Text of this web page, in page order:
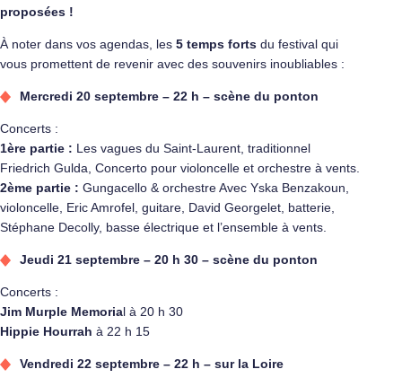
proposées !
À noter dans vos agendas, les 5 temps forts du festival qui
vous promettent de revenir avec des souvenirs inoubliables :
Mercredi 20 septembre – 22 h – scène du ponton
Concerts :
1ère partie : Les vagues du Saint-Laurent, traditionnel
Friedrich Gulda, Concerto pour violoncelle et orchestre à vents.
2ème partie : Gungacello & orchestre Avec Yska Benzakoun,
violoncelle, Eric Amrofel, guitare, David Georgelet, batterie,
Stéphane Decolly, basse électrique et l’ensemble à vents.
Jeudi 21 septembre – 20 h 30 – scène du ponton
Concerts :
Jim Murple Memorial à 20 h 30
Hippie Hourrah à 22 h 15
Vendredi 22 septembre – 22 h – sur la Loire